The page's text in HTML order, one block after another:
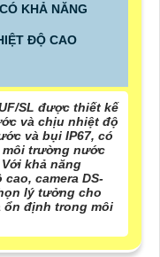
KHẢ NĂNG
ĐỘ CAO
SL được thiết kế
và chịu nhiệt độ
và bụi IP67, có
trường nước
khả năng
camera DS-
lý tưởng cho
ổn định trong môi